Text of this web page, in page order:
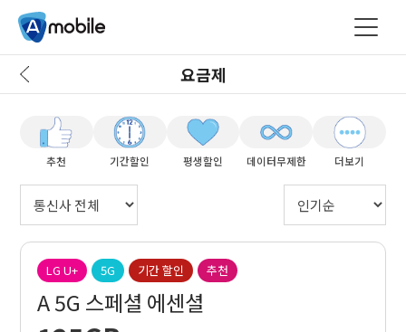
요금제
추천 기간할인 평생할인 데이터무제한 더보기
LG U+ 5G 기간 할인 추천
A 5G 스페셜 에센셜